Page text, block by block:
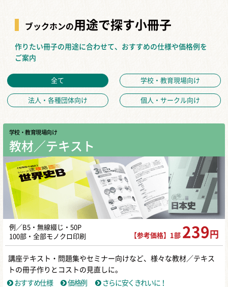
ブックホンの用途で探す小冊子
作りたい冊子の用途に合わせて、おすすめの仕様や価格例を
ご案内
全て 学校・教育現場向け
法人・各種団体向け 個人・サークル向け
学校・教育現場向け
教材／テキスト
例／B5・無線綴じ・50P
100部・全部モノクロ印刷
【参考価格】1部 239 円
講座テキスト・問題集やセミナー向けなど、様々な教材／テキス
トの冊子作りとコストの見直しに。
おすすめ仕様
価格例 さらに安くきれいに！